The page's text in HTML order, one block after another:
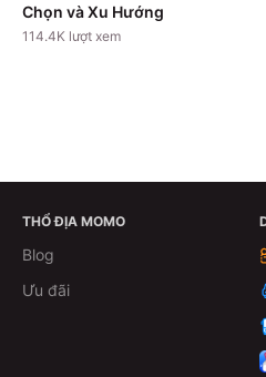
Chọn và Xu Hướng
114.4K lượt xem
Xem
THỔ ĐỊA MOMO
Blog
Ưu đãi